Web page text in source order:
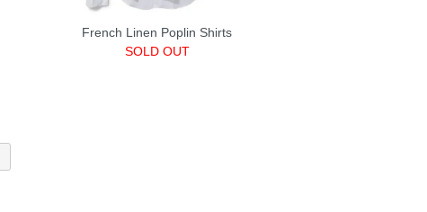
French Linen Poplin Shirts
SOLD OUT